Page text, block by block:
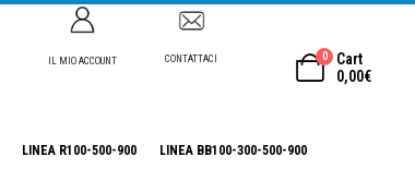
IL MIO ACCOUNT CONTATTACI 0
Cart
0,00€
LINEA R100-500-900 LINEA BB100-300-500-900